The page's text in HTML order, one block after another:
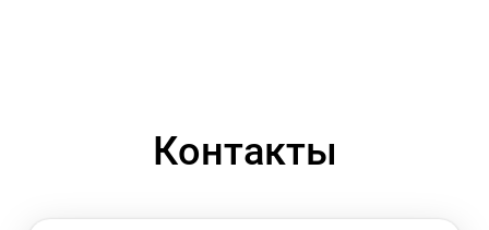
Контакты